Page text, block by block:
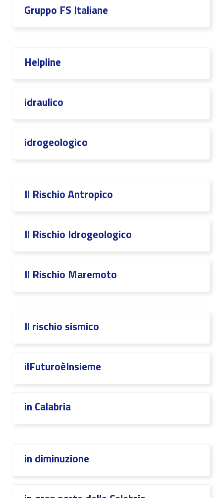
Gruppo FS Italiane
Helpline
idraulico
idrogeologico
Il Rischio Antropico
Il Rischio Idrogeologico
Il Rischio Maremoto
Il rischio sismico
ilFuturoèInsieme
in Calabria
in diminuzione